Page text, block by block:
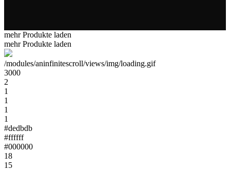
mehr Produkte laden
mehr Produkte laden
/modules/aninfinitescroll/views/img/loading.gif
3000
2
1
1
1
1
#dedbdb
#ffffff
#000000
18
15